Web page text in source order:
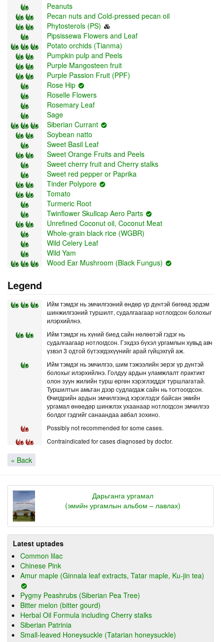
Peanuts
Pecan nuts and Cold-pressed pecan oil
Phytosterols (PS)
Pipsissewa Flowers and Leaf
Potato orchids (Tianma)
Pumpkin pulp and Peels
Purple Mangosteen fruit
Purple Passion Fruit (PPF)
Rose Hip
Roselle Flowers
Rosemary Leaf
Sage
Siberian Currant
Soybean natto
Sweet Basil Leaf
Sweet Orange Fruits and Peels
Sweet cherry fruit and Cherry stalks
Sweet red pepper or Paprika
Tinder Polypore
Tomato
Turmeric Root
Twinflower Skullcap Aero Parts
Unrefined Coconut oil, Coconut Meat
Whole-grain black rice (WGBR)
Wild Celery Leaf
Wild Yam
Wood Ear Mushroom (Black Fungus)
Legend
Ийм тэмдэг нь эмчилгээний өндөр үр дүнтэй бөгөөд эрдэм
шинжилгээний туршилт, судалгаагаар нотлогдсон болохыг
илэрхийлнэ.
Ийм тэмдэг нь хүний биед сайн нөлөөтэй гэдэг нь
судалгаагаар нотлогдсон. Гэхдээ бүхэл ургамлын хувьд авч
үзвэл 3 одтой бүтээгдэхүүнийг арай гүйцэхгүй аж.
Ийм тэмдэг нь эмчилгээ, шим тэжээлийн эерэг үр дүнтэй
болохыг илэрхийлнэ. Голдуу ардын уламжлалт практикт
олон зуун жилийн турш өргөн хэрэглэгддэг туршлагатай.
Туршилтын амьтан дээр судлагдаж сайн нь тогтоогдсон.
Өчигдрийн ардын эмчилгээнд хэрэглэдэг байсан эмийн
ургамал өнөөдөр шинжлэх ухаанаар нотлогдсон эмчилгээ
болдог гэдгийг санаандаа авбал зохино.
Possibly not recommended for some cases.
Contraindicated for cases diagnosed by doctor.
« Back
Дарьганга ургамал
(эмийн ургамлын альбом – лавлах)
Latest uptades
Common lilac
Chinese Pink
Amur maple (Ginnala leaf extracts, Tatar maple, Ku-jin tea)
Pygmy Peashrubs (Siberian Pea Tree)
Bitter melon (bitter gourd)
Herbal Oil Formula including Cherry stalks
Siberian Patrinia
Small-leaved Honeysuckle (Tatarian honeysuckle)